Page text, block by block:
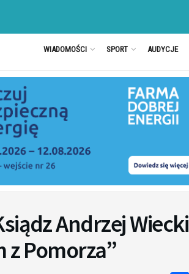
WIADOMOŚCI SPORT AUDYCJE
Andrzej Wiecki
z Pomorza”